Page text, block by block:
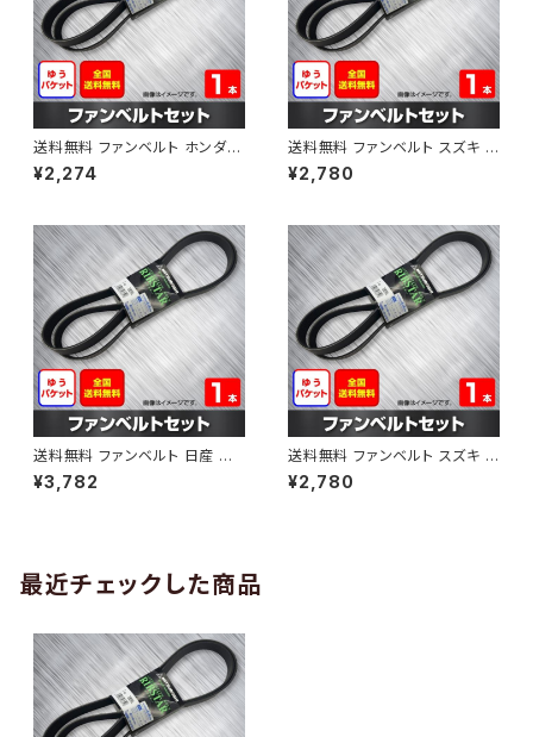
送料無料 ファンベルト ホンダ フ
ィット 型式GE6 H19.10～H25.
09 （国内トップメーカー） 1本 H
¥2,274
送料無料 ファンベルト スズキ ス
ペーシア 型式MK32S H25.03
～H30.02 （国内トップメーカ
¥2,780
送料無料 ファンベルト 日産 キ
ューブ 型式Z12 H20.11～H24.
10 （国内トップメーカー） 1本 H
¥3,782
送料無料 ファンベルト スズキ ワ
ゴンR 型式MH34S H24.09～
H29.02 （国内トップメーカー）
¥2,780
最近チェックした商品